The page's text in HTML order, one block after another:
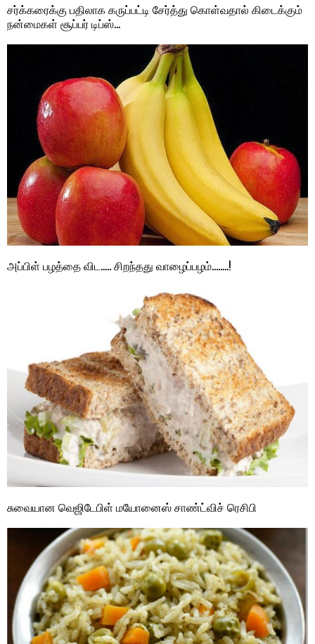
சர்க்கரைக்கு பதிலாக கருப்பட்டி சேர்த்து கொள்வதால் கிடைக்கும்
நன்மைகள் சூப்பர் டிப்ஸ்…
அப்பிள் பழத்தை விட….. சிறந்தது வாழைப்பழம்……..!
சுவையான வெஜிடேபிள் மயோனைஸ் சாண்ட்விச் ரெசிபி